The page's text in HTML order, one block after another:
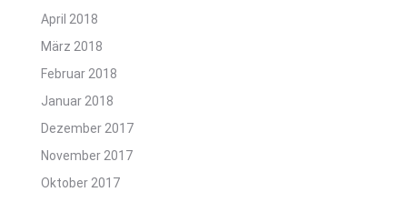
April 2018
März 2018
Februar 2018
Januar 2018
Dezember 2017
November 2017
Oktober 2017